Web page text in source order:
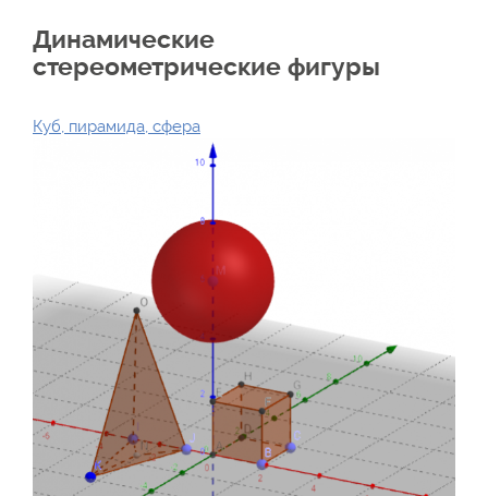
Динамические
стереометрические фигуры
Куб, пирамида, сфера